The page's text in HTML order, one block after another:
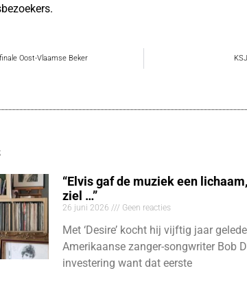
Oost-Vlaamse Beker
“Elvis gaf de muziek een
ziel …”
26 juni 2026 Geen reacties
Met ‘Desire’ kocht hij vijftig jaar
Amerikaanse zanger-songwriter Bob
investering want dat eerste